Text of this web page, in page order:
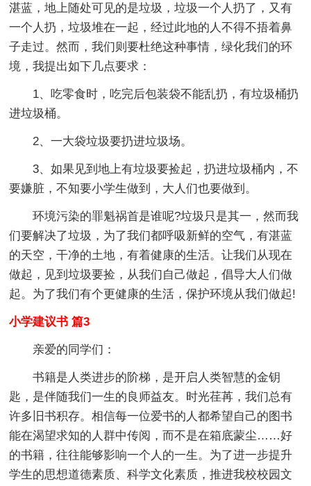
湛蓝，地上随处可见的是垃圾，垃圾一个人扔了，又有
一个人扔，垃圾堆在一起，经过此地的人不得不捂着鼻
子走过。然而，我们则要杜绝这种事情，绿化我们的环
境，我提出如下几点要求：
1、吃零食时，吃完后包装袋不能乱扔，有垃圾桶扔
进垃圾桶。
2、一大袋垃圾要扔进垃圾场。
3、如果见到地上有垃圾要捡起，扔进垃圾桶内，不
要嫌脏，不知要小学生做到，大人们也要做到。
环境污染的罪魁祸首是谁呢?垃圾只是其一，然而我
们要解决了垃圾，为了我们都呼吸新鲜的空气，有湛蓝
的天空，干净的土地，有着健康的生活。让我们从现在
做起，见到垃圾要捡，从我们自己做起，倡导大人们做
起。为了我们有个更健康的生活，保护环境从我们做起!
小学建议书 篇3
亲爱的同学们：
书籍是人类进步的阶梯，是开启人类智慧的金钥
匙，是伴随我们一生的良师益友。时光荏苒，我们总有
许多旧书积存。相信每一位爱书的人都希望自己的图书
能在渴望求知的人群中传阅，而不是在箱底蒙尘……好
的书籍，往往能够影响一个人的一生。为了进一步提升
学生的思想道德素质、科学文化素质，推进我校校园文